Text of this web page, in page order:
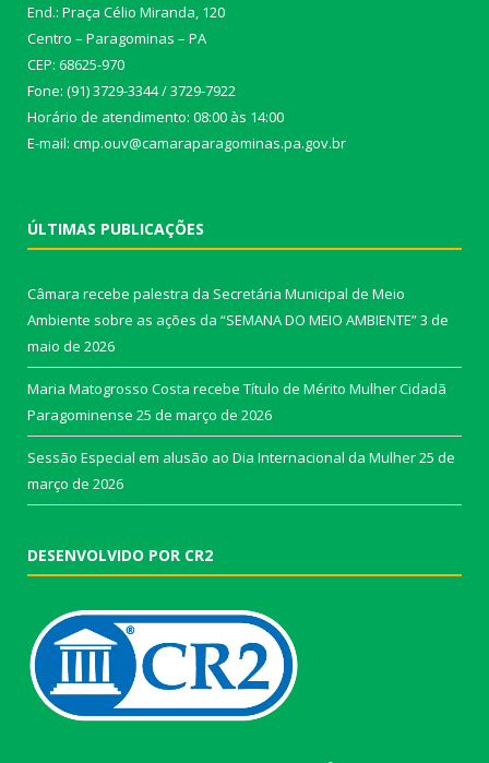
End.: Praça Célio Miranda, 120
Centro – Paragominas – PA
CEP: 68625-970
Fone: (91) 3729-3344 / 3729-7922
Horário de atendimento: 08:00 às 14:00
E-mail: cmp.ouv@camaraparagominas.pa.gov.br
ÚLTIMAS PUBLICAÇÕES
Câmara recebe palestra da Secretária Municipal de Meio
Ambiente sobre as ações da “SEMANA DO MEIO AMBIENTE”3 de
maio de 2026
Maria Matogrosso Costa recebe Título de Mérito Mulher Cidadã
Paragominense 25 de março de 2026
Sessão Especial em alusão ao Dia Internacional da Mulher25 de
março de 2026
DESENVOLVIDO POR CR2